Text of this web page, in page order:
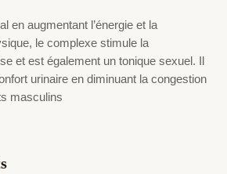
en augmentant l’énergie et la
le complexe stimule la
et est également un tonique sexuel. Il
urinaire en diminuant la congestion
masculins